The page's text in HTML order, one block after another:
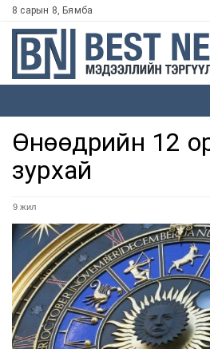
8 сарын 8, Бямба
Өнөөдрийн 12
зурхай
9 жил